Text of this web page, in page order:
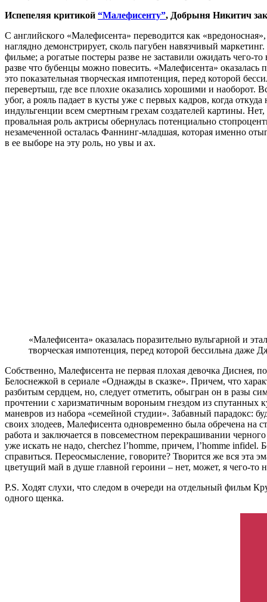
Испепеляя критикой “Малефисенту”, Добрыня Никитич
С английского «Малефисента» переводится как
наглядно демонстрирует, сколь пагубен навязчивый
фильме; а рогатые постеры разве не заставили ожидать чего-
разве что бубенцы можно повесить. «Малефисента» оказалась
это показательная творческая импотенция, перед которой
перевертыш, где все плохие оказались хорошими и наоборот.
убог, а рояль падает в кусты уже с первых кадров, когда
индульгенции всем смертным грехам создателей картины.
провальная роль актрисы обернулась потенциально
незамеченной осталась Фаннинг-младшая, которая именно
в ее выборе на эту роль, но увы и ах.
«Малефисента» оказалась поразительно вульгарной и
творческая импотенция, перед которой бессильна даже
Собственно, Малефисента не первая плохая девочка Диснея,
Белоснежкой в сериале «Однажды в сказке». Причем, что
разбитым сердцем, но, следует отметить, обыгран он в разы
прочтении с харизматичным вороньим гнездом из спутанных
маневров из набора «семейной студии». Забавный парадокс:
своих злодеев, Малефисента одновременно была обречена на
работа и заключается в повсеместном перекрашивании
уже искать не надо, cherchez l’homme, причем, l’homme
справиться. Переосмысление, говорите? Творится же вся эта
цветущий май в душе главной героини – нет, может, я чего-то
P.S. Ходят слухи, что следом в очереди на отдельный фильм
одного щенка.